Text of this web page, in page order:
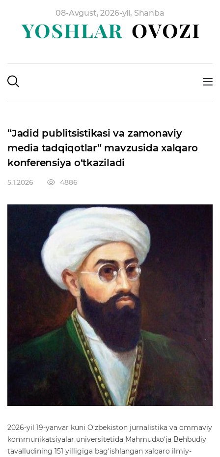
08-Avgust, 2026-yil, Shanba
“Jadid publitsistikasi va zamonaviy
media tadqiqotlar” mavzusida xalqaro
konferensiya o‘tkaziladi
5.1.2026 4886
2026-yil 19-yanvar kuni O‘zbekiston jurnalistika va ommaviy
kommunikatsiyalar universitetida Mahmudxo‘ja Behbudiy
tavalludining 151 yilligiga bag‘ishlangan xalqaro ilmiy-